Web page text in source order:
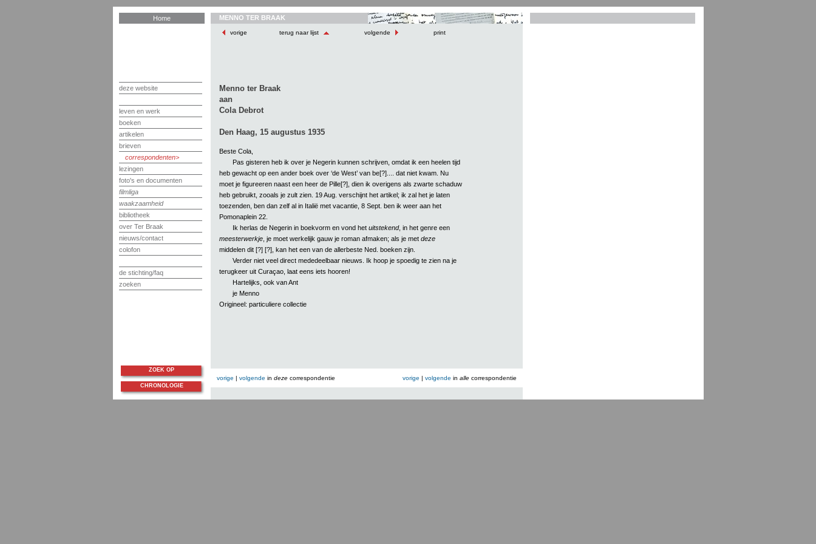
Home
deze website
leven en werk
boeken
artikelen
brieven
correspondenten
lezingen
foto's en documenten
filmliga
waakzaamheid
bibliotheek
over Ter Braak
nieuws/contact
colofon
de stichting/faq
zoeken
MENNO TER BRAAK
vorige terug naar lijst volgende print
Menno ter Braak
aan
Cola Debrot
Den Haag, 15 augustus 1935
Beste Cola,
Pas gisteren heb ik over je Negerin kunnen schrijven, omdat ik een heelen tijd
heb gewacht op een ander boek over ‘de West’ van be[?].... dat niet kwam. Nu
moet je figureeren naast een heer de Pille[?], dien ik overigens als zwarte schaduw
heb gebruikt, zooals je zult zien. 19 Aug. verschijnt het artikel; ik zal het je laten
toezenden, ben dan zelf al in Italië met vacantie, 8 Sept. ben ik weer aan het
Pomonaplein 22.
Ik herlas de Negerin in boekvorm en vond het uitstekend, in het genre een
meesterwerkje, je moet werkelijk gauw je roman afmaken; als je met deze
middelen dit [?] [?], kan het een van de allerbeste Ned. boeken zijn.
Verder niet veel direct mededeelbaar nieuws. Ik hoop je spoedig te zien na je
terugkeer uit Curaçao, laat eens iets hooren!
Hartelijks, ook van Ant
je Menno
Origineel: particuliere collectie
vorige | volgende in dezecorrespondentie vorige | volgende in allecorrespondentie
ZOEK OP
CHRONOLOGIE